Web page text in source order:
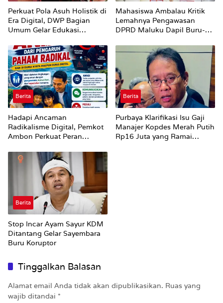
Perkuat Pola Asuh Holistik di
Era Digital, DWP Bagian
Umum Gelar Edukasi
Mahasiswa Ambalau Kritik
Lemahnya Pengawasan
DPRD Maluku Dapil Buru-
Perubahan Status Jalan
Berita
Hadapi Ancaman
Radikalisme Digital, Pemkot
Ambon Perkuat Peran
Berita
Purbaya Klarifikasi Isu Gaji
Manajer Kopdes Merah Putih
Rp16 Juta yang Ramai
Berita
Stop Incar Ayam Sayur KDM
Ditantang Gelar Sayembara
Buru Koruptor
Tinggalkan Balasan
Alamat email Anda tidak akan dipublikasikan. Ruas yang
wajib ditandai *